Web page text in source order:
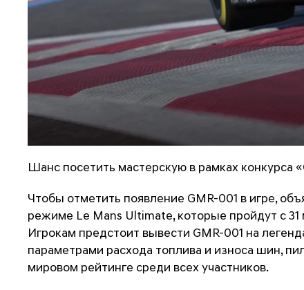
Шанс посетить мастерскую в рамках конкурса
Чтобы отметить появление GMR-001 в игре,
режиме Le Mans Ultimate, которые пройдут с 31
Игрокам предстоит вывести GMR-001 на
параметрами расхода топлива и износа шин,
мировом рейтинге среди всех участников.